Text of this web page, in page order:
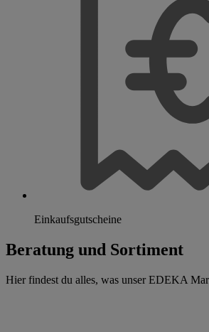
Einkaufsgutscheine
Beratung und Sortiment
Hier findest du alles, was unser EDEKA